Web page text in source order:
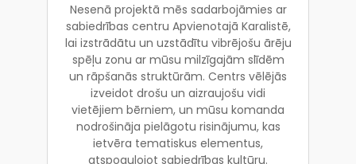
Nesenā projektā mēs sadarbojāmies ar
sabiedrības centru Apvienotajā Karalistē,
lai izstrādātu un uzstādītu vibrējošu ārēju
spēļu zonu ar mūsu milzīgajām slīdēm
un rāpšanās struktūrām. Centrs vēlējās
izveidot drošu un aizraujošu vidi
vietējiem bērniem, un mūsu komanda
nodrošināja pielāgotu risinājumu, kas
ietvēra tematiskus elementus,
atspoguļojot sabiedrības kultūru.